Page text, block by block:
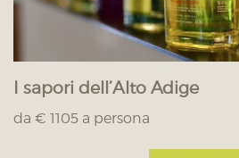
I sapori dell’Alto Adige
da € 1105 a persona